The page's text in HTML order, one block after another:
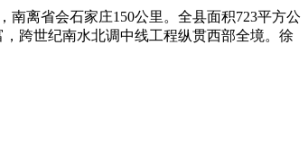
离省会石家庄150公里。全县面积723平方公
跨世纪南水北调中线工程纵贯西部全境。徐